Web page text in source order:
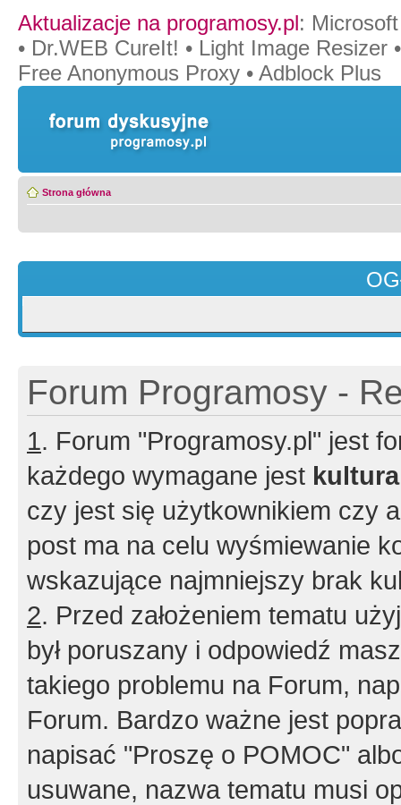
Aktualizacje na programosy.pl:
• Dr.WEB CureIt! • Light Image Resizer
Free Anonymous Proxy • Adblock Plus
Strona główna
Forum Programosy -
1. Forum "Programosy.pl" jest
każdego wymagane jest
czy jest się użytkownikiem czy
post ma na celu wyśmiewanie
wskazujące najmniejszy brak
2. Przed założeniem tematu
był poruszany i odpowiedź
takiego problemu na Forum,
Forum. Bardzo ważne jest
napisać "Proszę o POMOC"
usuwane, nazwa tematu musi